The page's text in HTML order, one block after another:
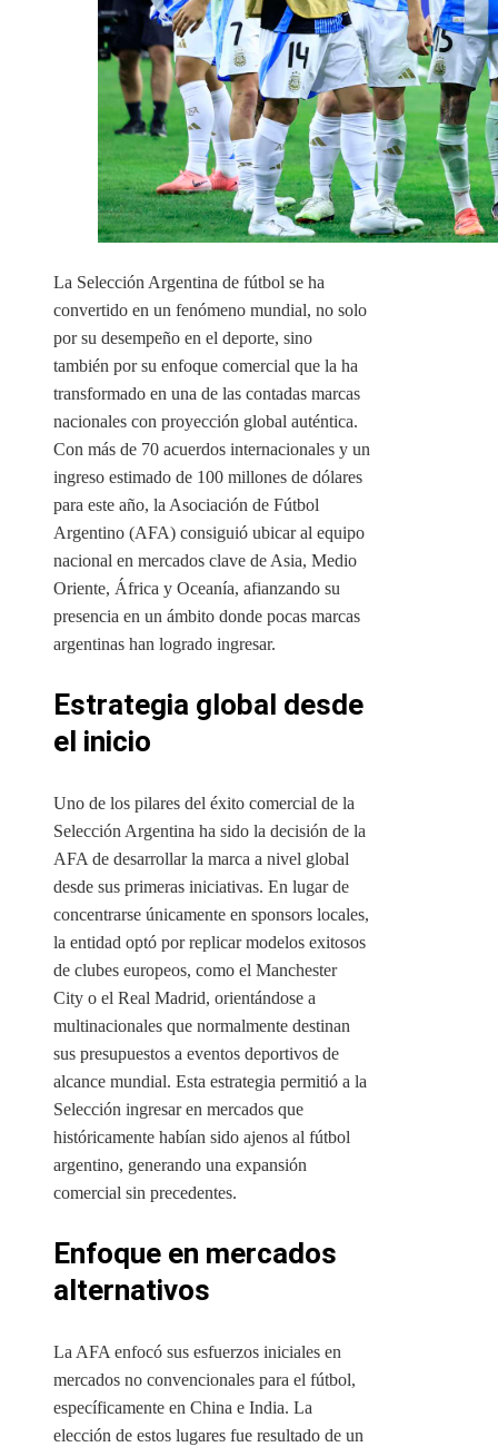
La Selección Argentina de fútbol se ha
convertido en un fenómeno mundial, no solo
por su desempeño en el deporte, sino
también por su enfoque comercial que la ha
transformado en una de las contadas marcas
nacionales con proyección global auténtica.
Con más de 70 acuerdos internacionales y un
ingreso estimado de 100 millones de dólares
para este año, la Asociación de Fútbol
Argentino (AFA) consiguió ubicar al equipo
nacional en mercados clave de Asia, Medio
Oriente, África y Oceanía, afianzando su
presencia en un ámbito donde pocas marcas
argentinas han logrado ingresar.
Estrategia global desde
el inicio
Uno de los pilares del éxito comercial de la
Selección Argentina ha sido la decisión de la
AFA de desarrollar la marca a nivel global
desde sus primeras iniciativas. En lugar de
concentrarse únicamente en sponsors locales,
la entidad optó por replicar modelos exitosos
de clubes europeos, como el Manchester
City o el Real Madrid, orientándose a
multinacionales que normalmente destinan
sus presupuestos a eventos deportivos de
alcance mundial. Esta estrategia permitió a la
Selección ingresar en mercados que
históricamente habían sido ajenos al fútbol
argentino, generando una expansión
comercial sin precedentes.
Enfoque en mercados
alternativos
La AFA enfocó sus esfuerzos iniciales en
mercados no convencionales para el fútbol,
específicamente en China e India. La
elección de estos lugares fue resultado de un